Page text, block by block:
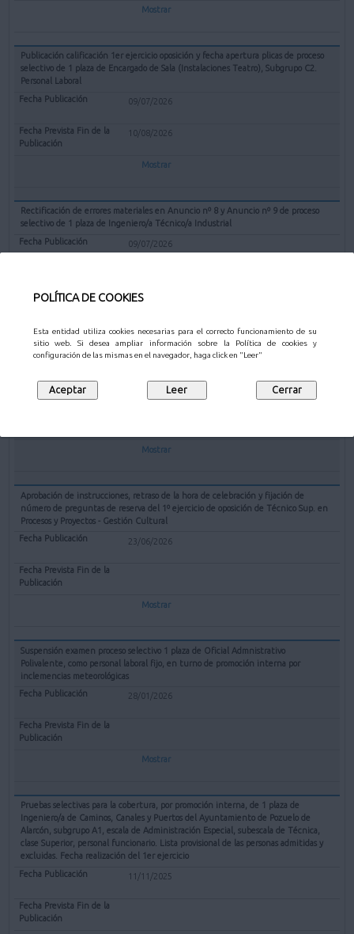
POLÍTICA DE COOKIES
Esta entidad utiliza cookies necesarias para el correcto funcionamiento de su
sitio web. Si desea ampliar información sobre la Política de cookies y
configuración de las mismas en el navegador, haga click en "Leer"
Mostrar
Publicación calificación 1er ejercicio oposición y fecha apertura plicas de proceso
selectivo de 1 plaza de Encargado de Sala (Instalaciones Teatro), Subgrupo C2.
Personal Laboral
09/07/2026
10/08/2026
Mostrar
Rectificación de errores materiales en Anuncio nº 8 y Anuncio nº 9 de proceso
selectivo de 1 plaza de Ingeniero/a Técnico/a Industrial
09/07/2026
Valoración méritos y propuesta declarar desierto el concurso Técnico de gestión
09/07/2026
Mostrar
Aprobación de instrucciones, retraso de la hora de celebración y fijación de
número de preguntas de reserva del 1º ejercicio de oposición de Técnico Sup. en
Procesos y Proyectos - Gestión Cultural
23/06/2026
Mostrar
Suspensión examen proceso selectivo 1 plaza de Oficial Admnistrativo
Polivalente, como personal laboral fijo, en turno de promoción interna por
inclemencias meteorológicas
28/01/2026
Mostrar
Pruebas selectivas para la cobertura, por promoción interna, de 1 plaza de
Ingeniero/a de Caminos, Canales y Puertos del Ayuntamiento de Pozuelo de
Alarcón, subgrupo A1, escala de Administración Especial, subescala de Técnica,
clase Superior, personal funcionario. Lista provisional de las personas admitidas y
excluidas. Fecha realización del 1er ejercicio
11/11/2025